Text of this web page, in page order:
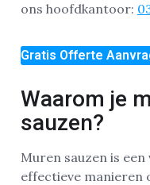
ons hoofdkantoor:
Gratis Offerte
Waarom je
sauzen?
Muren sauzen is
effectieve manieren